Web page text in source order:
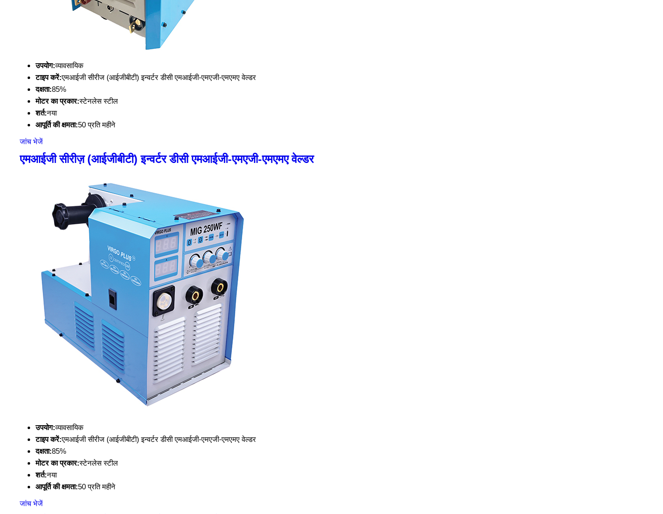
उपयोग:व्यावसायिक
टाइप करें:एमआईजी सीरीज (आईजीबीटी) इन्वर्टर डीसी एमआईजी-एमएजी-एमएमए वेल्डर
दक्षता:85%
मोटर का प्रकार:स्टेनलेस स्टील
शर्त:नया
आपूर्ति की क्षमता:50 प्रति महीने
जांच भेजें
एमआईजी सीरीज़ (आईजीबीटी) इन्वर्टर डीसी एमआईजी-एमएजी-एमएमए वेल्डर
उपयोग:व्यावसायिक
टाइप करें:एमआईजी सीरीज (आईजीबीटी) इन्वर्टर डीसी एमआईजी-एमएजी-एमएमए वेल्डर
दक्षता:85%
मोटर का प्रकार:स्टेनलेस स्टील
शर्त:नया
आपूर्ति की क्षमता:50 प्रति महीने
जांच भेजें